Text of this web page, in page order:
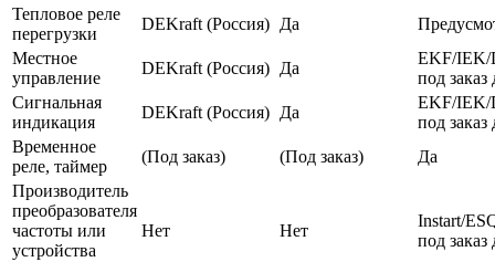
Тепловое реле
перегрузки
DEKraft (Россия) Да
Местное
управление
DEKraft (Россия) Да
EKF/IEK/
под заказ
Сигнальная
индикация
DEKraft (Россия) Да
EKF/IEK/
под заказ
Временное
реле, таймер
(Под заказ) (Под заказ)
Да
Производитель
преобразователя
частоты или
устройства
Нет Нет
Instart/
под заказ